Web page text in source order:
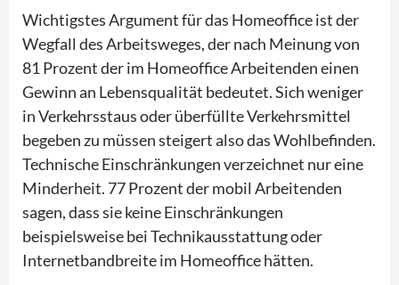
Wichtigstes Argument für das Homeoffice ist der
Wegfall des Arbeitsweges, der nach Meinung von
81 Prozent der im Homeoffice Arbeitenden einen
Gewinn an Lebensqualität bedeutet. Sich weniger
in Verkehrsstaus oder überfüllte Verkehrsmittel
begeben zu müssen steigert also das Wohlbefinden.
Technische Einschränkungen verzeichnet nur eine
Minderheit. 77 Prozent der mobil Arbeitenden
sagen, dass sie keine Einschränkungen
beispielsweise bei Technikausstattung oder
Internetbandbreite im Homeoffice hätten.